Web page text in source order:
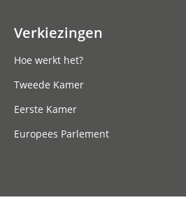
Verkiezingen
Hoe werkt het?
Tweede Kamer
Eerste Kamer
Europees Parlement